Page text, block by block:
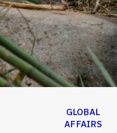
GLOBAL
AFFAIRS